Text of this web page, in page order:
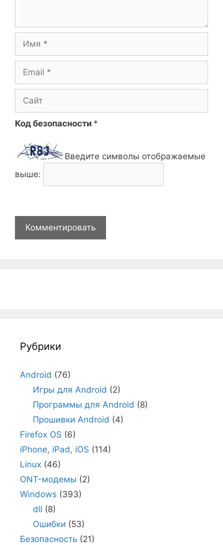
Имя
Email
Сайт
Код безопасности *
Введите символы отображаемые
выше:
Рубрики
Android (76)
Игры для Android (2)
Программы для Android (8)
Прошивки Android (4)
Firefox OS (6)
iPhone, iPad, iOS (114)
Linux (46)
ONT-модемы (2)
Windows (393)
dll (8)
Ошибки (53)
Безопасность (21)